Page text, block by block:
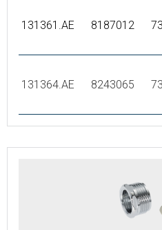
131361.AE 8187012
131364.AE 8243065